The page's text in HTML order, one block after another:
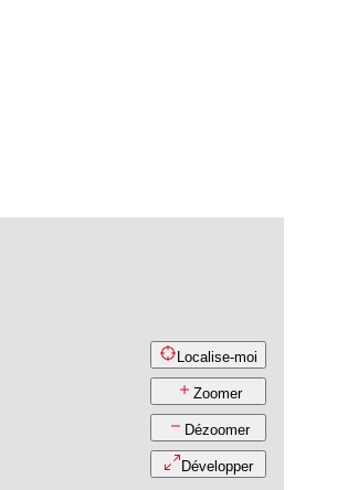
Localise-moi
Zoomer
Dézoomer
Développer